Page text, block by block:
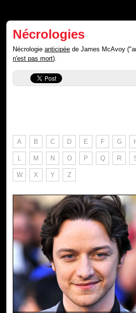
Nécrologies
Nécrologieanticipée de James McAvoy
n'est pas mort).
A B C D E F G
L M N O P Q R
W X Y Z